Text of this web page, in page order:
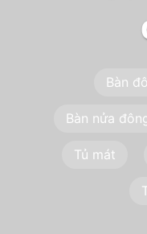
Bàn
Bàn nửa
Tủ mát